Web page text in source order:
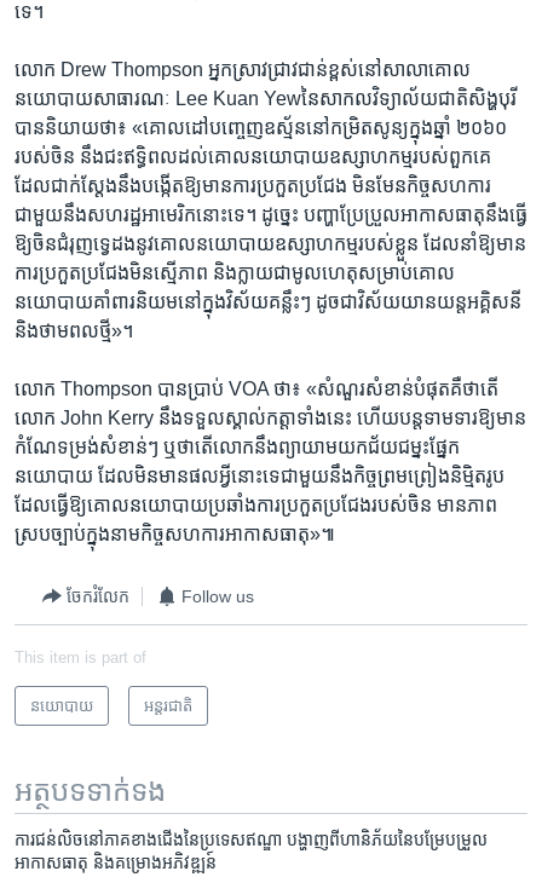
ទេ។
លោក Drew Thompson អ្នក​ស្រាវជ្រាវ​ជាន់​ខ្ពស់​នៅ​សាលា​គោល
នយោបាយ​សាធារណៈ Lee Kuan Yew​នៃ​សាកលវិទ្យាល័យ​ជាតិ​សិង្ហបុរី​
បាន​និយាយថា៖ «គោលដៅ​បញ្ចេញ​ឧស្ម័ន​នៅ​កម្រិត​សូន្យ​ក្នុង​ឆ្នាំ ២០៦០ ​
របស់​ចិន​ នឹង​ជះ​ឥទ្ធិពល​ដល់​គោលនយោបាយ​ឧស្សាហកម្ម​របស់​ពួកគេ ​
ដែល​ជាក់​ស្តែង​នឹង​បង្កើត​ឱ្យ​មាន​ការ​ប្រកួតប្រជែង​ មិន​មែន​កិច្ចសហការ​
ជាមួយ​នឹង​សហរដ្ឋអាមេរិក​នោះ​ទេ។ ដូច្នេះ បញ្ហា​ប្រែប្រួល​អាកាសធាតុនឹង​ធ្វើ​
ឱ្យ​ចិនជំរុញ​ទ្វេ​ដង​នូវ​គោលនយោបាយ​ឧស្សាហកម្ម​របស់​ខ្លួន​ ដែលនាំ​ឱ្យមាន​
ការ​ប្រកួតប្រជែង​មិន​ស្មើ​ភាព និង​ក្លាយ​ជា​មូលហេតុ​សម្រាប់​គោល
នយោបាយ​គាំពារនិយម​នៅ​ក្នុង​វិស័យ​គន្លឹះៗ ដូចជា​វិស័យ​យានយន្ត​អគ្គិសនី
និង​ថាមពល​ថ្មី»។
លោក Thompson បាន​ប្រាប់ VOA ថា៖ «សំណួរ​សំខាន់​បំផុត​គឺ​ថា​តើ​
លោក John Kerry នឹង​ទទួល​ស្គាល់​កត្តា​ទាំង​នេះ ហើយ​បន្ត​ទាមទារ​ឱ្យ​មាន​
កំណែ​ទម្រង់​សំខាន់ៗ ឬ​ថា​តើ​លោក​នឹង​ព្យាយាម​យក​ជ័យជម្នះ​ផ្នែក​
នយោបាយ ​ដែល​មិន​មាន​ផល​អ្វី​នោះ​ទេ​ជាមួយ​នឹង​កិច្ចព្រមព្រៀង​និម្មិតរូប ​
ដែល​ធ្វើ​ឱ្យ​គោលនយោបាយ​ប្រឆាំង​ការ​ប្រកួតប្រជែង​របស់​ចិន​ មាន​ភាព​
ស្រប​ច្បាប់​ក្នុង​នាម​កិច្ចសហការ​អាកាសធាតុ»៕
ចែករំលែក Follow us
This item is part of
នយោបាយ អន្តរជាតិ
អត្ថបទ​ទាក់ទង
ការជន់លិច​នៅ​ភាគខាង​ជើង​នៃ​ប្រទេស​ឥណ្ឌា បង្ហាញ​ពី​ហានិភ័យ​នៃ​បម្រែបម្រួល​
អាកាសធាតុ និង​គម្រោង​អភិវឌ្ឍន៍